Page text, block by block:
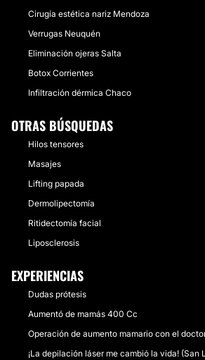
Cirugía estética nariz Mendoza
Verrugas Neuquén
Eliminación ojeras Salta
Botox Corrientes
Infiltración dérmica Chaco
OTRAS BÚSQUEDAS
Hilos tensores
Masajes
Lifting papada
Dermolipectomía
Ritidectomía facial
Liposclerosis
EXPERIENCIAS
Dudas prótesis
Aumentó de mamás 400 Cc
Operación de aumento mamario con el
¡La depilación láser me cambió la vida! (San